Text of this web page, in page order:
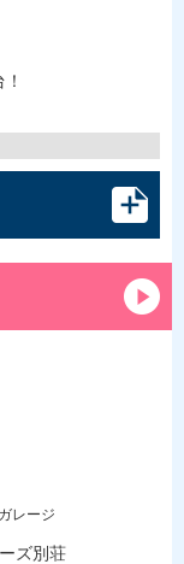
レージ
ズ別荘